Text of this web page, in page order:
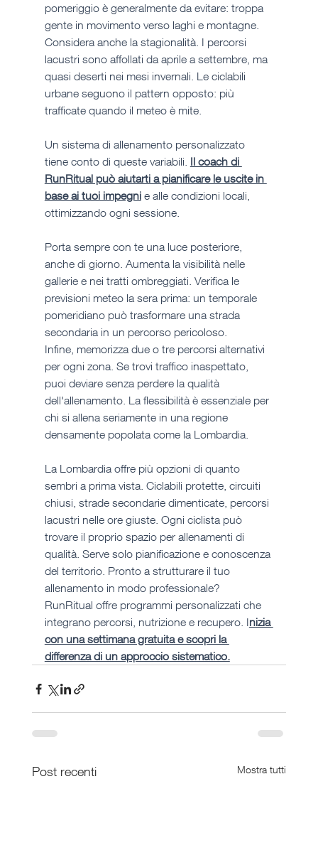
pomeriggio è generalmente da evitare: troppa
gente in movimento verso laghi e montagne.
Considera anche la stagionalità. I percorsi
lacustri sono affollati da aprile a settembre, ma
quasi deserti nei mesi invernali. Le ciclabili
urbane seguono il pattern opposto: più
trafficate quando il meteo è mite.
Un sistema di allenamento personalizzato
tiene conto di queste variabili. Il coach di
RunRitual può aiutarti a pianificare le uscite in
base ai tuoi impegni e alle condizioni locali,
ottimizzando ogni sessione.
Porta sempre con te una luce posteriore,
anche di giorno. Aumenta la visibilità nelle
gallerie e nei tratti ombreggiati. Verifica le
previsioni meteo la sera prima: un temporale
pomeridiano può trasformare una strada
secondaria in un percorso pericoloso.
Infine, memorizza due o tre percorsi alternativi
per ogni zona. Se trovi traffico inaspettato,
puoi deviare senza perdere la qualità
dell'allenamento. La flessibilità è essenziale per
chi si allena seriamente in una regione
densamente popolata come la Lombardia.
La Lombardia offre più opzioni di quanto
sembri a prima vista. Ciclabili protette, circuiti
chiusi, strade secondarie dimenticate, percorsi
lacustri nelle ore giuste. Ogni ciclista può
trovare il proprio spazio per allenamenti di
qualità. Serve solo pianificazione e conoscenza
del territorio. Pronto a strutturare il tuo
allenamento in modo professionale?
RunRitual offre programmi personalizzati che
integrano percorsi, nutrizione e recupero. Inizia
con una settimana gratuita e scopri la
differenza di un approccio sistematico.
Post recenti Mostra tutti